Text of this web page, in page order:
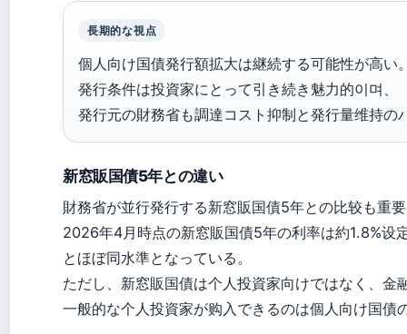
長期的な視点
個人向け国債発行額拡大は継続する可能性が高
発行条件は投資家にとって引き続き魅力的이며、
発行元の財務省も調達コスト抑制と発行量维持の
新窓販国債5年との違い
財務省が並行発行する新窓販国債5年との比较も重
2026年4月時点の新窓販国債5年の利率は約1.8%设
とほぼ同水準となっている。
ただし、新窓販国債は个人投資家向けではなく、金
一般的な个人投資家が购入できるのは個人向け国債